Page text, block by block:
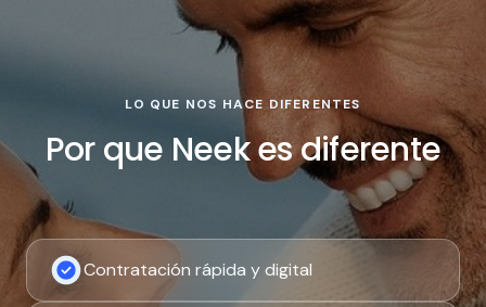
LO QUE NOS HACE DIFERENTES
Por que Neek es diferente
Contratación rápida y digital